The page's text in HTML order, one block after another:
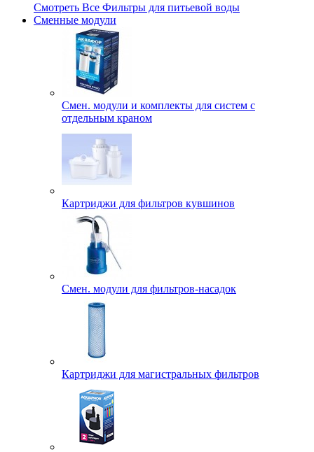
Смотреть Все Фильтры для питьевой воды
Сменные модули
Смен. модули и комплекты для систем с
отдельным краном
Картриджи для фильтров кувшинов
Смен. модули для фильтров-насадок
Картриджи для магистральных фильтров